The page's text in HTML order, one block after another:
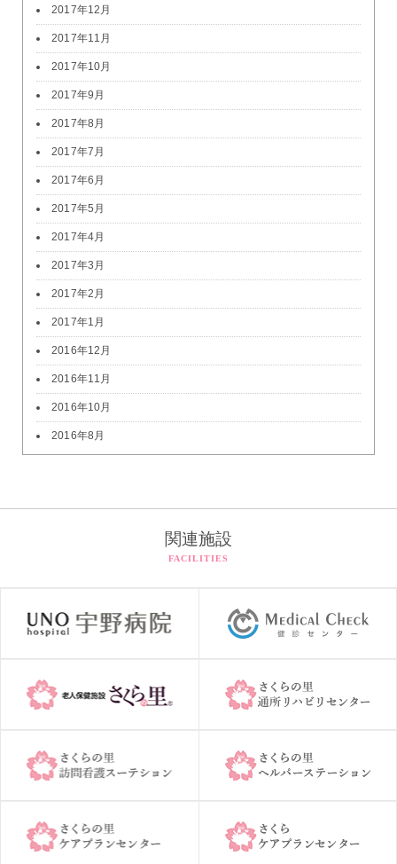
2017年12月
2017年11月
2017年10月
2017年9月
2017年8月
2017年7月
2017年6月
2017年5月
2017年4月
2017年3月
2017年2月
2017年1月
2016年12月
2016年11月
2016年10月
2016年8月
関連施設
FACILITIES